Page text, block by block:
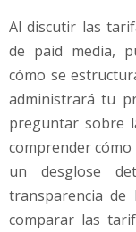
Al discutir las
de paid media,
cómo se
administrará tu
preguntar sobre
comprender
un desglose
transparencia
comparar las